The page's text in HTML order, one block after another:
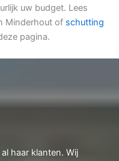
uw budget. Lees
Minderhout of schutting
pagina.
haar klanten. Wij